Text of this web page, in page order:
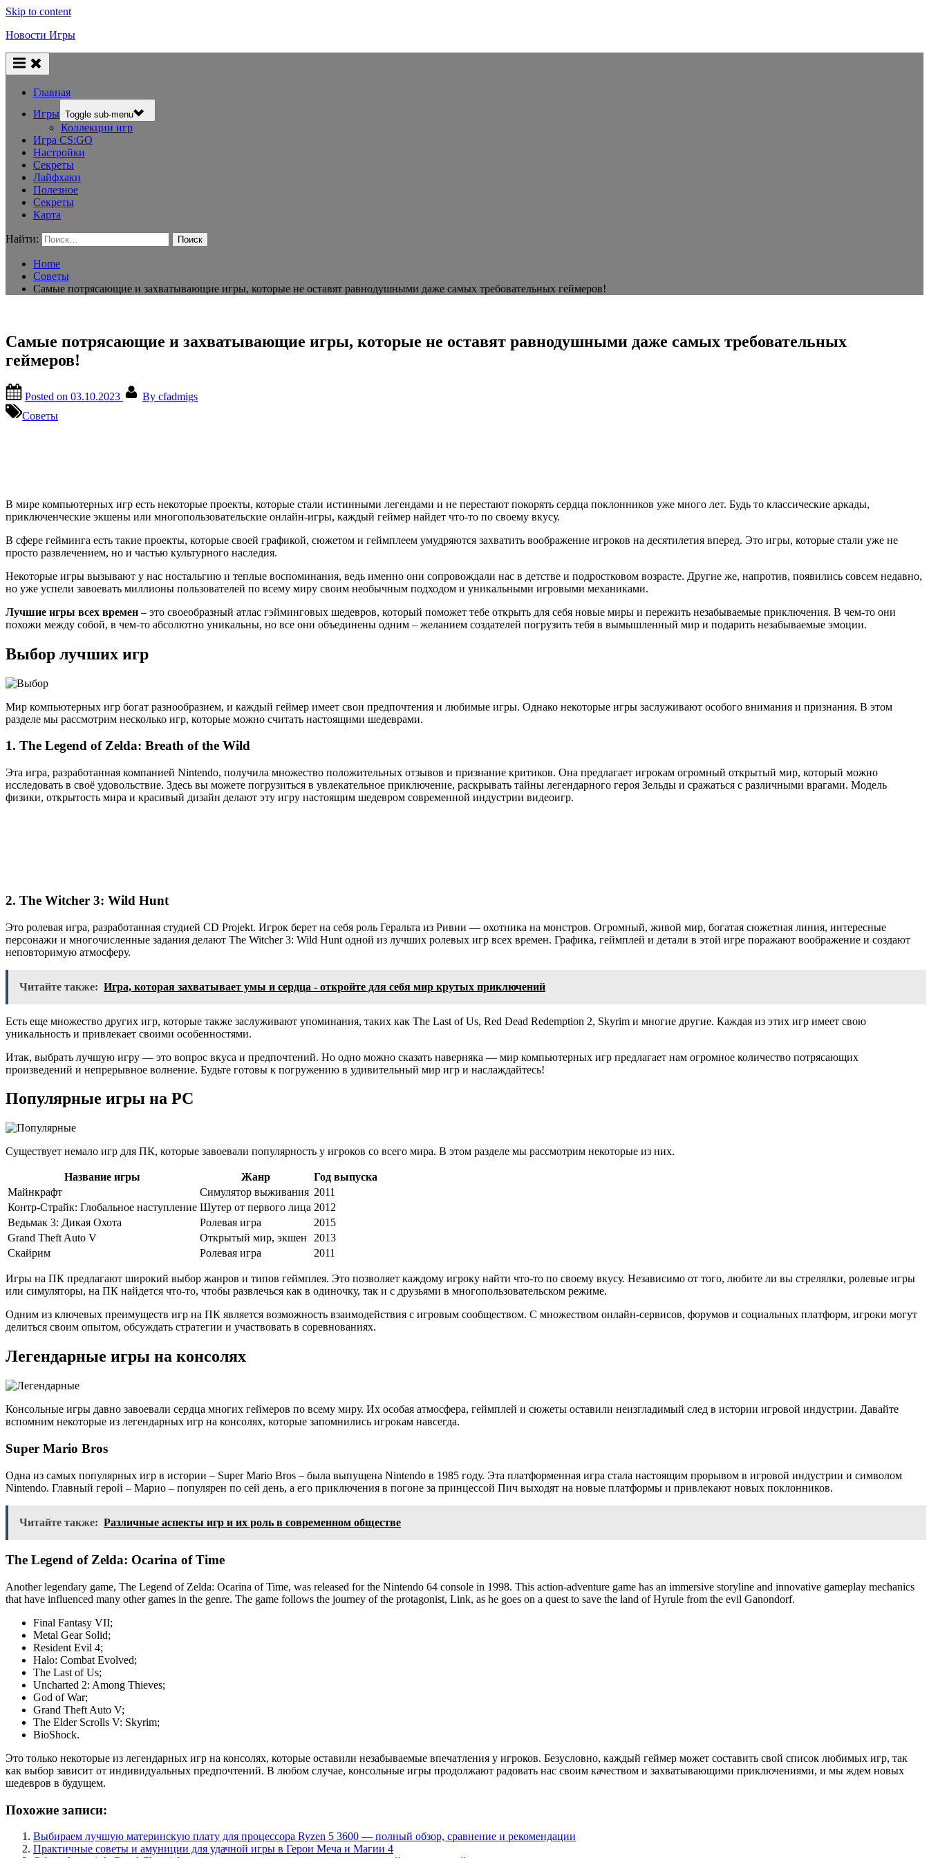
Skip to content
Новости Игры
Главная
Игры Toggle sub-menu
Коллекции игр
Игра CS:GO
Настройки
Секреты
Лайфхаки
Полезное
Секреты
Карта
Найти:
Home
Советы
Самые потрясающие и захватывающие игры, которые не оставят равнодушными даже самых требовательных геймеров!
Самые потрясающие и захватывающие игры, которые не оставят равнодушными даже самых требовательных
геймеров!
Posted on 03.10.2023 By cfadmigs
Советы
В мире компьютерных игр есть некоторые проекты, которые стали истинными легендами и не перестают покорять сердца поклонников уже много лет. Будь то классические аркады,
приключенческие экшены или многопользовательские онлайн-игры, каждый геймер найдет что-то по своему вкусу.
В сфере гейминга есть такие проекты, которые своей графикой, сюжетом и геймплеем умудряются захватить воображение игроков на десятилетия вперед. Это игры, которые стали уже не
просто развлечением, но и частью культурного наследия.
Некоторые игры вызывают у нас ностальгию и теплые воспоминания, ведь именно они сопровождали нас в детстве и подростковом возрасте. Другие же, напротив, появились совсем недавно,
но уже успели завоевать миллионы пользователей по всему миру своим необычным подходом и уникальными игровыми механиками.
Лучшие игры всех времен – это своеобразный атлас гэйминговых шедевров, который поможет тебе открыть для себя новые миры и пережить незабываемые приключения. В чем-то они
похожи между собой, в чем-то абсолютно уникальны, но все они объединены одним – желанием создателей погрузить тебя в вымышленный мир и подарить незабываемые эмоции.
Выбор лучших игр
Мир компьютерных игр богат разнообразием, и каждый геймер имеет свои предпочтения и любимые игры. Однако некоторые игры заслуживают особого внимания и признания. В этом
разделе мы рассмотрим несколько игр, которые можно считать настоящими шедеврами.
1. The Legend of Zelda: Breath of the Wild
Эта игра, разработанная компанией Nintendo, получила множество положительных отзывов и признание критиков. Она предлагает игрокам огромный открытый мир, который можно
исследовать в своё удовольствие. Здесь вы можете погрузиться в увлекательное приключение, раскрывать тайны легендарного героя Зельды и сражаться с различными врагами. Модель
физики, открытость мира и красивый дизайн делают эту игру настоящим шедевром современной индустрии видеоигр.
2. The Witcher 3: Wild Hunt
Это ролевая игра, разработанная студией CD Projekt. Игрок берет на себя роль Геральта из Ривии — охотника на монстров. Огромный, живой мир, богатая сюжетная линия, интересные
персонажи и многочисленные задания делают The Witcher 3: Wild Hunt одной из лучших ролевых игр всех времен. Графика, геймплей и детали в этой игре поражают воображение и создают
неповторимую атмосферу.
Читайте также: Игра, которая захватывает умы и сердца - откройте для себя мир крутых приключений
Есть еще множество других игр, которые также заслуживают упоминания, таких как The Last of Us, Red Dead Redemption 2, Skyrim и многие другие. Каждая из этих игр имеет свою
уникальность и привлекает своими особенностями.
Итак, выбрать лучшую игру — это вопрос вкуса и предпочтений. Но одно можно сказать наверняка — мир компьютерных игр предлагает нам огромное количество потрясающих
произведений и непрерывное волнение. Будьте готовы к погружению в удивительный мир игр и наслаждайтесь!
Популярные игры на PC
Существует немало игр для ПК, которые завоевали популярность у игроков со всего мира. В этом разделе мы рассмотрим некоторые из них.
Название игры Жанр
Год выпуска
Майнкрафт
Симулятор выживания 2011
Контр-Страйк: Глобальное наступление Шутер от первого лица 2012
Ведьмак 3: Дикая Охота
Ролевая игра
2015
Grand Theft Auto V
Открытый мир, экшен
2013
Скайрим
Ролевая игра 2011
Игры на ПК предлагают широкий выбор жанров и типов геймплея. Это позволяет каждому игроку найти что-то по своему вкусу. Независимо от того, любите ли вы стрелялки, ролевые игры
или симуляторы, на ПК найдется что-то, чтобы развлечься как в одиночку, так и с друзьями в многопользовательском режиме.
Одним из ключевых преимуществ игр на ПК является возможность взаимодействия с игровым сообществом. С множеством онлайн-сервисов, форумов и социальных платформ, игроки могут
делиться своим опытом, обсуждать стратегии и участвовать в соревнованиях.
Легендарные игры на консолях
Консольные игры давно завоевали сердца многих геймеров по всему миру. Их особая атмосфера, геймплей и сюжеты оставили неизгладимый след в истории игровой индустрии. Давайте
вспомним некоторые из легендарных игр на консолях, которые запомнились игрокам навсегда.
Super Mario Bros
Одна из самых популярных игр в истории – Super Mario Bros – была выпущена Nintendo в 1985 году. Эта платформенная игра стала настоящим прорывом в игровой индустрии и символом
Nintendo. Главный герой – Марио – популярен по сей день, а его приключения в погоне за принцессой Пич выходят на новые платформы и привлекают новых поклонников.
Читайте также: Различные аспекты игр и их роль в современном обществе
The Legend of Zelda: Ocarina of Time
Another legendary game, The Legend of Zelda: Ocarina of Time, was released for the Nintendo 64 console in 1998. This action-adventure game has an immersive storyline and innovative gameplay mechanics
that have influenced many other games in the genre. The game follows the journey of the protagonist, Link, as he goes on a quest to save the land of Hyrule from the evil Ganondorf.
Final Fantasy VII;
Metal Gear Solid;
Resident Evil 4;
Halo: Combat Evolved;
The Last of Us;
Uncharted 2: Among Thieves;
God of War;
Grand Theft Auto V;
The Elder Scrolls V: Skyrim;
BioShock.
Это только некоторые из легендарных игр на консолях, которые оставили незабываемые впечатления у игроков. Безусловно, каждый геймер может составить свой список любимых игр, так
как выбор зависит от индивидуальных предпочтений. В любом случае, консольные игры продолжают радовать нас своим качеством и захватывающими приключениями, и мы ждем новых
шедевров в будущем.
Похожие записи:
Выбираем лучшую материнскую плату для процессора Ryzen 5 3600 — полный обзор, сравнение и рекомендации
Практичные советы и амуниции для удачной игры в Герои Меча и Магии 4